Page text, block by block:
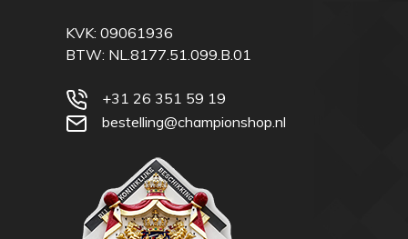
KVK: 09061936
BTW: NL.8177.51.099.B.01
+31 26 351 59 19
bestelling@championshop.nl